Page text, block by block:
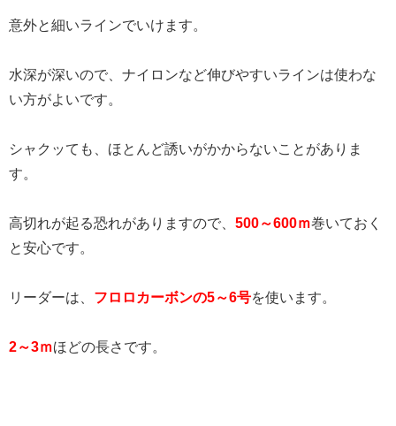
意外と細いラインでいけます。
水深が深いので、ナイロンなど伸びやすいラインは使わな
い方がよいです。
シャクッても、ほとんど誘いがかからないことがありま
す。
高切れが起る恐れがありますので、 500～600ｍ巻いておく
と安心です。
リーダーは、 フロロカーボンの5～6号を使います。
2～3ｍほどの長さです。